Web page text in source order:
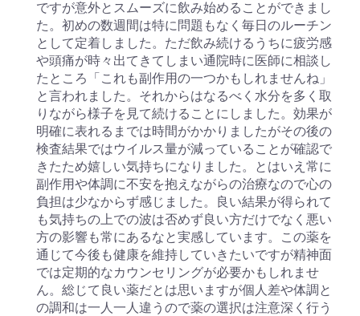
ですが意外とスムーズに飲み始めることができまし
た。初めの数週間は特に問題もなく毎日のルーチン
として定着しました。ただ飲み続けるうちに疲労感
や頭痛が時々出てきてしまい通院時に医師に相談し
たところ「これも副作用の一つかもしれませんね」
と言われました。それからはなるべく水分を多く取
りながら様子を見て続けることにしました。効果が
明確に表れるまでは時間がかかりましたがその後の
検査結果ではウイルス量が減っていることが確認で
きたため嬉しい気持ちになりました。とはいえ常に
副作用や体調に不安を抱えながらの治療なので心の
負担は少なからず感じました。良い結果が得られて
も気持ちの上での波は否めず良い方だけでなく悪い
方の影響も常にあるなと実感しています。この薬を
通じて今後も健康を維持していきたいですが精神面
では定期的なカウンセリングが必要かもしれませ
ん。総じて良い薬だとは思いますが個人差や体調と
の調和は一人一人違うので薬の選択は注意深く行う